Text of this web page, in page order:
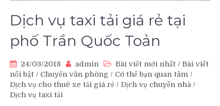
Dịch vụ taxi tải giá rẻ tại
phố Trần Quốc Toản
24/03/2018 admin Bài viết mới nhất / Bài viết
nổi bật / Chuyển văn phòng / Có thể bạn quan tâm /
Dịch vụ cho thuê xe tải giá rẻ / Dịch vụ chuyển nhà /
Dịch vụ taxi tải